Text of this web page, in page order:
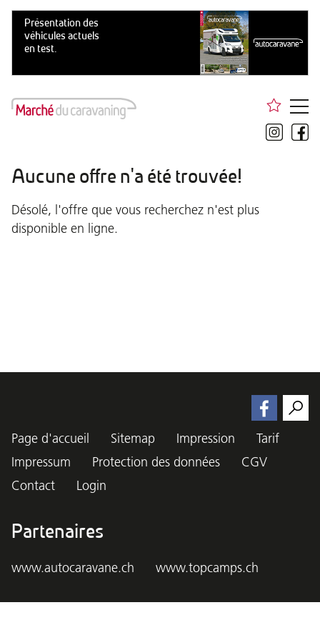
Aucune offre n'a été trouvée!
Désolé, l'offre que vous recherchez n'est plus
disponible en ligne.
Page d'accueil Sitemap Impression
Tarif
Impressum
Protection des données
CGV
Contact
Login
Partenaires
www.autocaravane.ch www.topcamps.ch